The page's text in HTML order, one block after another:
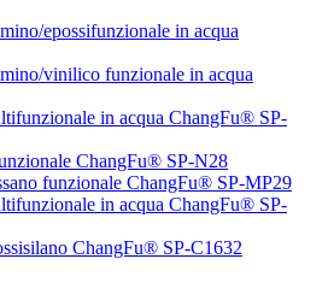
epossifunzionale in acqua
vinilico funzionale in acqua
in acqua ChangFu® SP-
ChangFu® SP-N28
funzionale ChangFu® SP-MP29
in acqua ChangFu® SP-
ChangFu® SP-C1632